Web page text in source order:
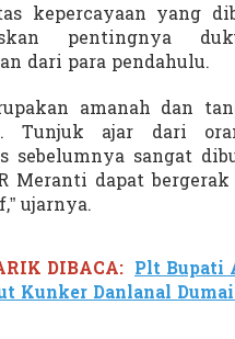
kepercayaan yang
pentingnya
dari para pendahulu.
amanah dan
Tunjuk ajar dari
sebelumnya sangat
Meranti dapat
ujarnya.
DIBACA: Plt Bupati
Kunker Danlanal